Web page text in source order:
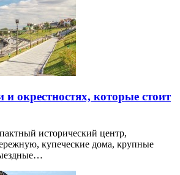
окрестностях, которые стоит
исторический центр,
купеческие дома, крупные